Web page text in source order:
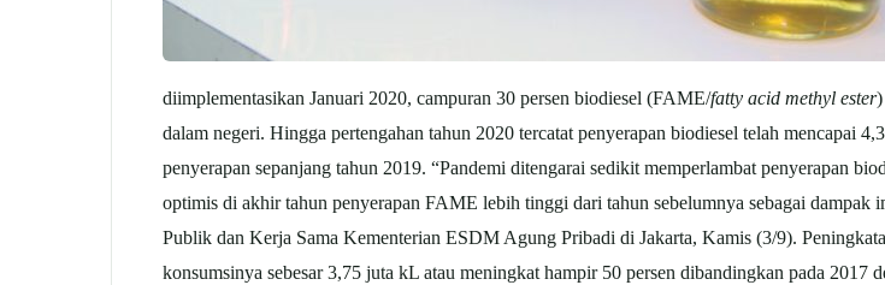
diimplementasikan Januari 2020, campuran 30 persen biodiesel (FAME/fatty acid methyl ester
dalam negeri. Hingga pertengahan tahun 2020 tercatat penyerapan biodiesel telah mencapai
penyerapan sepanjang tahun 2019. “Pandemi ditengarai sedikit memperlambat penyerapan
optimis di akhir tahun penyerapan FAME lebih tinggi dari tahun sebelumnya sebagai
Publik dan Kerja Sama Kementerian ESDM Agung Pribadi di Jakarta, Kamis (3/9).
konsumsinya sebesar 3,75 juta kL atau meningkat hampir 50 persen dibandingkan pada